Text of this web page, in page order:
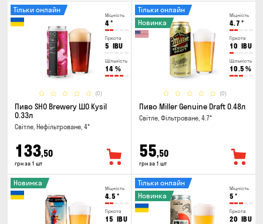
Міцність
4°
Гіркота
5 IBU
Щільність
14 %
(0)
Тільки онлайн
Пиво SHO Brewery ШО Kysil
0.33л
Світле, Нефільтроване, 4°
133,50
грн за 1 шт
Міцність
4.7 °
Гіркота
10 IBU
Щільність
10.5 %
(0)
Тільки онлайн
Новинка
Пиво Miller Genuine Draft 0.48л
Світле, Фільтроване, 4.7°
55,50
грн за 1 шт
Міцність
4.5 °
Гіркота
15 IBU
Новинка
Міцність
5 °
Гіркота
20 IBU
Тільки онлайн
Новинка